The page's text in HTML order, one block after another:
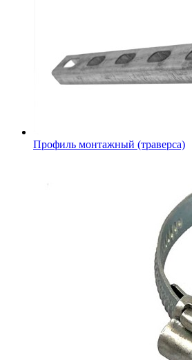
Профиль монтажный (траверса)